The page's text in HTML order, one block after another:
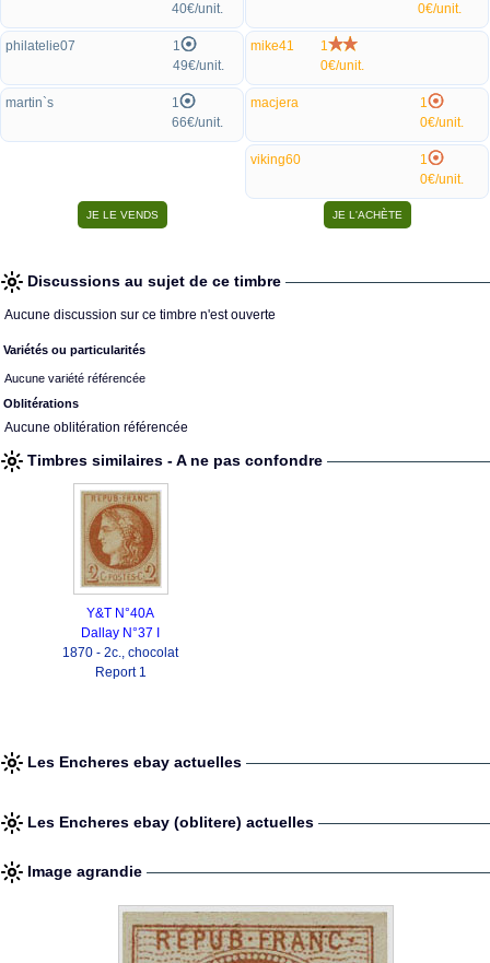
40€/unit.
philatelie07
1
49€/unit.
martin`s
1
66€/unit.
0€/unit.
mike41
1
0€/unit.
macjera
1
0€/unit.
viking60
1
0€/unit.
Discussions au sujet de ce timbre
Aucune discussion sur ce timbre n'est ouverte
Variétés ou particularités
Aucune variété référencée
Oblitérations
Aucune oblitération référencée
Timbres similaires - A ne pas confondre
Y&T N°40A
Dallay N°37 I
1870 - 2c., chocolat
Report 1
Les Encheres ebay actuelles
Les Encheres ebay (oblitere) actuelles
Image agrandie